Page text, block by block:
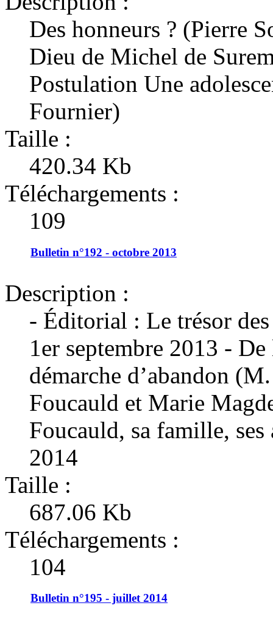
Des honneurs ? (Pierre
Dieu de Michel de
Postulation Une
Fournier)
Taille :
420.34 Kb
Téléchargements :
109
Bulletin n°192 - octobre 2013
Description :
- Éditorial : Le trésor
1er septembre 2013 -
démarche d’abandon
Foucauld et Marie
Foucauld, sa famille,
2014
Taille :
687.06 Kb
Téléchargements :
104
Bulletin n°195 - juillet 2014